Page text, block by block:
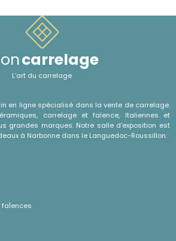
carrelage
L'art du carrelage
en ligne spécialisé dans la vente de carrelage.
carrelage et faïence, Italiennes et
grandes marques. Notre salle d'exposition est
à Narbonne dans le Languedoc-Roussillon.